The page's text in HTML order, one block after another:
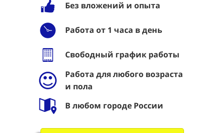
Без вложений и опыта
Работа от 1 часа в день
Свободный график работы
Работа для любого возраста
и пола
В любом городе России